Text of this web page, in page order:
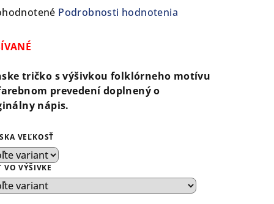
Podrobnosti hodnotenia
tričko s výšivkou folklórneho motívu
prevedení doplnený o
nápis.
VEĽKOSŤ
VO VÝŠIVKE